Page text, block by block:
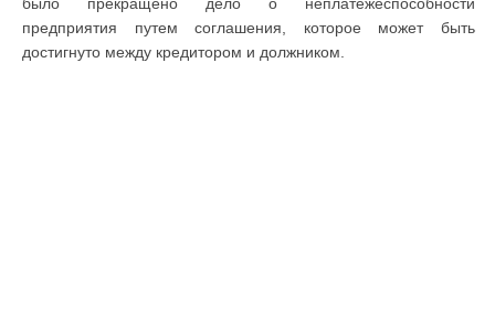
предприятия путем соглашения, которое может быть
достигнуто между кредитором и должником.